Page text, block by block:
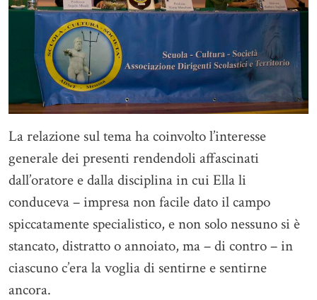
La relazione sul tema ha coinvolto l’interesse
generale dei presenti rendendoli affascinati
dall’oratore e dalla disciplina in cui Ella li
conduceva – impresa non facile dato il campo
spiccatamente specialistico, e non solo nessuno si è
stancato, distratto o annoiato, ma – di contro – in
ciascuno c’era la voglia di sentirne e sentirne
ancora.